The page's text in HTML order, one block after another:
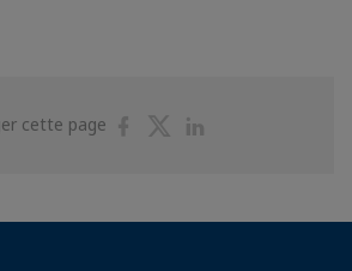
cette page
PartagerPartager